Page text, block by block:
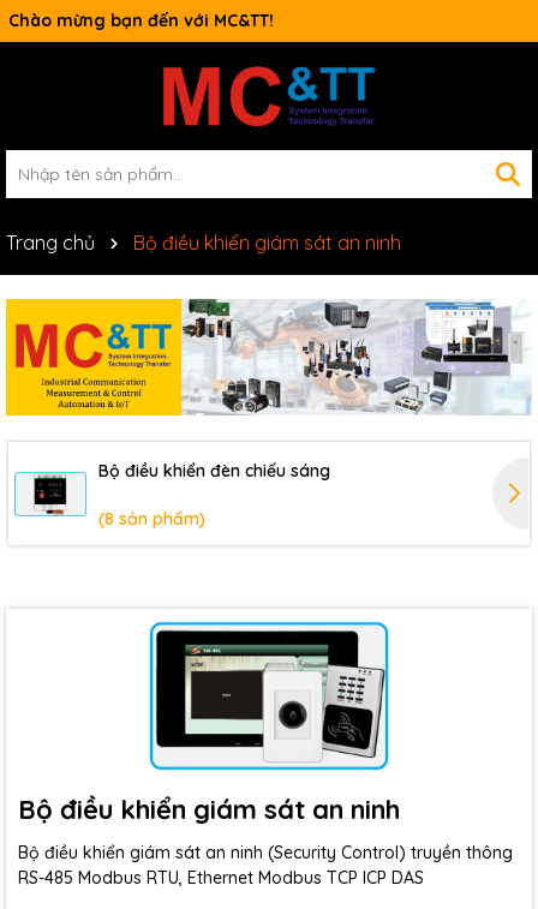
Chào mừng bạn đến với MC&TT!
Switch công nghiệp
Trang chủ Bộ điều khiển giám sát an ninh
Bộ điều khiển đèn chiếu sáng
(8 sản phẩm)
Bộ điều khiển giám sát an ninh
Bộ điều khiển giám sát an ninh (Security Control) truyền thông
RS-485 Modbus RTU, Ethernet Modbus TCP ICP DAS